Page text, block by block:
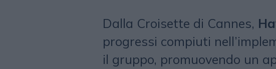
Dalla Croisette di Cannes,
progressi compiuti
il gruppo, promuovendo un